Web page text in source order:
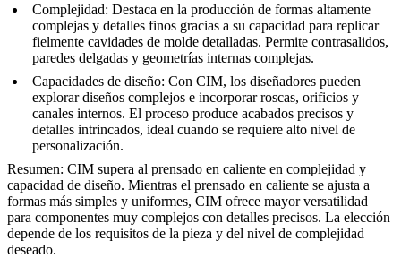
Complejidad: Destaca en la producción de formas altamente
complejas y detalles finos gracias a su capacidad para replicar
fielmente cavidades de molde detalladas. Permite contrasalidos,
paredes delgadas y geometrías internas complejas.
Capacidades de diseño: Con CIM, los diseñadores pueden
explorar diseños complejos e incorporar roscas, orificios y
canales internos. El proceso produce acabados precisos y
detalles intrincados, ideal cuando se requiere alto nivel de
personalización.
Resumen: CIM supera al prensado en caliente en complejidad y
capacidad de diseño. Mientras el prensado en caliente se ajusta a
formas más simples y uniformes, CIM ofrece mayor versatilidad
para componentes muy complejos con detalles precisos. La elección
depende de los requisitos de la pieza y del nivel de complejidad
deseado.